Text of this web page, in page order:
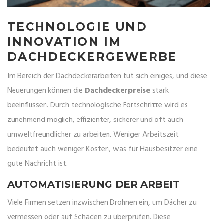
TECHNOLOGIE UND
INNOVATION IM
DACHDECKERGEWERBE
Im Bereich der Dachdeckerarbeiten tut sich einiges, und diese
Neuerungen können die Dachdeckerpreisestark
beeinflussen. Durch technologische Fortschritte wird es
zunehmend möglich, effizienter, sicherer und oft auch
umweltfreundlicher zu arbeiten. Weniger Arbeitszeit
bedeutet auch weniger Kosten, was für Hausbesitzer eine
gute Nachricht ist.
AUTOMATISIERUNG DER ARBEIT
Viele Firmen setzen inzwischen Drohnen ein, um Dächer zu
vermessen oder auf Schäden zu überprüfen. Diese